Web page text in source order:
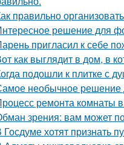
правильно
решение для
пригласил к себе
как выглядит в дом, в
подошли к плитке с
необычное решение
ремонта комнаты
зрения: вам может
Госдуме хотят признать